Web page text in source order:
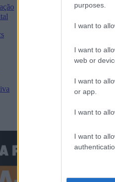
purposes.
I want to
I want to
web or
I want to
or app.
I want to
I want to